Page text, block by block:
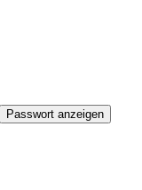
Passwort anzeigen